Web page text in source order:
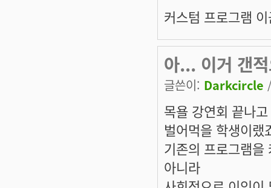
커스텀 프로그램
아... 이거 갠
글쓴이: Darkcircle
목욜 강연회 끝나
벌어먹을 학생이
기존의 프로그램을
아니라